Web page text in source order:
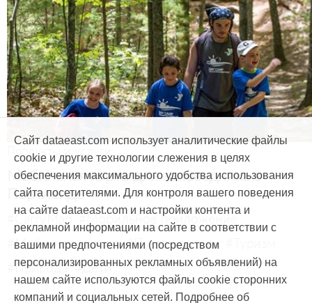
Продукты и услуги
Мобильная карта для заповедника в
Портленде
#CarryMap #Мобильное приложение
#Мобильная карта #Путеводитель
#Природа #Дети
Сайт dataeast.com использует аналитические файлы
cookie и другие технологии слежения в целях
обеспечения максимального удобства использования
сайта посетителями. Для контроля вашего поведения
на сайте dataeast.com и настройки контента и
рекламной информации на сайте в соответствии с
вашими предпочтениями (посредством
персонализированных рекламных объявлений) на
нашем сайте используются файлы cookie сторонних
компаний и социальных сетей. Подробнее об